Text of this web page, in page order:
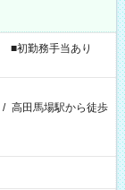
■初勤務手当あり
/ 高田馬場駅から徒歩